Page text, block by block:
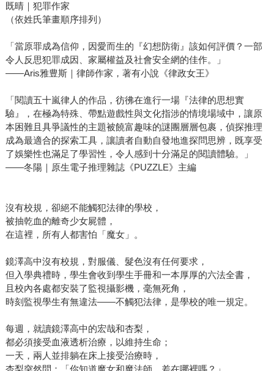
既晴｜犯罪作家
（依姓氏筆畫順序排列）
「當原罪成為信仰，因愛而生的『幻想防衛』該如何評價？一部
令人反思犯罪成因、家屬權益及社會安全網的佳作。」
——Aris雅豊斯｜律師作家，著有小說《律政女王》
「閱讀五十嵐律人的作品，彷彿在進行一場『法律的思想實
驗』，在極為特殊、帶點遊戲性與文化指涉的情境場域中，讓原
本困難且具爭議性的主題被饒富趣味的謎團層層包裹，偵探推理
成為最適合的探索工具，讓讀者自動自發地進探問思辨，既享受
了娛樂性也滿足了學習性，令人感到十分滿足的閱讀體驗。」
——冬陽｜原生電子推理雜誌《PUZZLE》主編
沒有校規，卻絕不能觸犯法律的學校，
被抽乾血的離奇少女屍體，
在這裡，所有人都害怕「魔女」。
鏡澤高中沒有校規，對服儀、髮色沒有任何要求，
但入學典禮時，學生會收到學生手冊和一本厚厚的六法全書，
且校內各處都安裝了監視攝影機，毫無死角，
時刻監視學生有無違法——不觸犯法律，是學校的唯一規定。
每週，就讀鏡澤高中的宏哉和杏梨，
都必須接受血液透析治療，以維持生命；
一天，兩人並排躺在床上接受治療時，
杏梨突然問：「你知道魔女和魔法師，差在哪裡嗎？」